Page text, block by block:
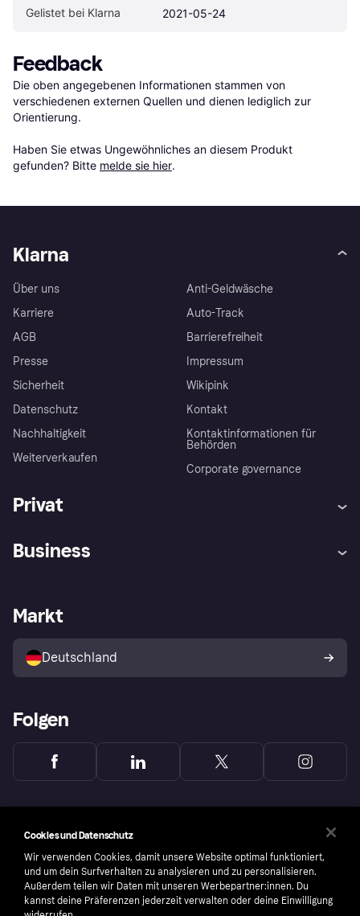
Gelistet bei Klarna 2021-05-24
Feedback
Die oben angegebenen Informationen stammen von
verschiedenen externen Quellen und dienen lediglich zur
Orientierung.
Haben Sie etwas Ungewöhnliches an diesem Produkt
gefunden? Bitte melde sie hier.
Klarna
Über uns
Karriere
AGB
Presse
Sicherheit
Datenschutz
Nachhaltigkeit
Weiterverkaufen
Anti-Geldwäsche
Auto-Track
Barrierefreiheit
Impressum
Wikipink
Kontakt
Kontaktinformationen für
Behörden
Corporate governance
Privat
Klarna App
Shops entdecken
Käuferschutzrichtlinie
Dein Widerrufsrecht
Business
Händlerportal
Markt
Deutschland
Folgen
Cookies und Datenschutz
Wir verwenden Cookies, damit unsere Website optimal funktioniert,
und um dein Surfverhalten zu analysieren und zu personalisieren.
Außerdem teilen wir Daten mit unseren Werbepartner:innen. Du
kannst deine Präferenzen jederzeit verwalten oder deine Einwilligung